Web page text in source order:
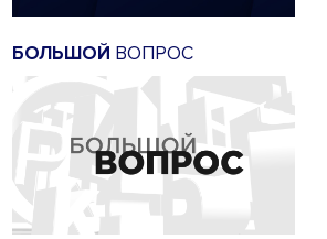
БОЛЬШОЙ ВОПРОС